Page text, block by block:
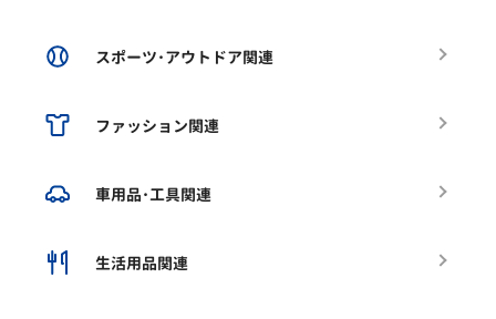
スポーツ･アウトドア関連
ファッション関連
車用品･工具関連
生活用品関連